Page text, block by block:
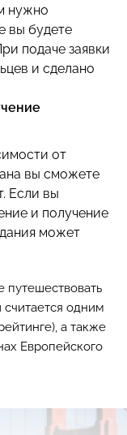
нужно
вы будете
подаче заявки
и сделано
от
вы сможете
Если вы
и получение
может
считается одним
а также
Европейского